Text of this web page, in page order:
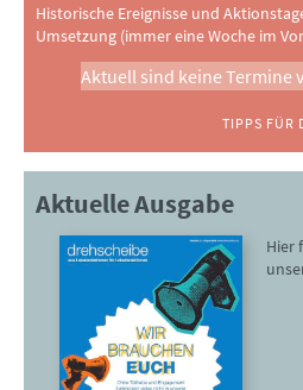
Historische Ereignisse und
Umsetzung (immer eine Woche im
Aktuell sind keine Termine
TIPPS FÜR
Aktuelle Ausgabe
Hier